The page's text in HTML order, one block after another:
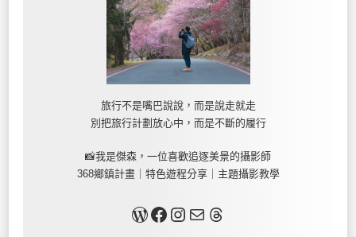
旅行不是嘴巴說說，而是說走就走
別把旅行計劃放心中，而是不斷的履行
📸我是傑森，一位喜歡追逐美景的攝影師
368鄉鎮計畫｜特色遊程分享｜主題攝影教學
關於我Facebook InstagramMail Threads